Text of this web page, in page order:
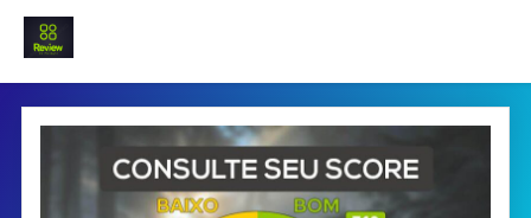
INICIO
Termo e Condições